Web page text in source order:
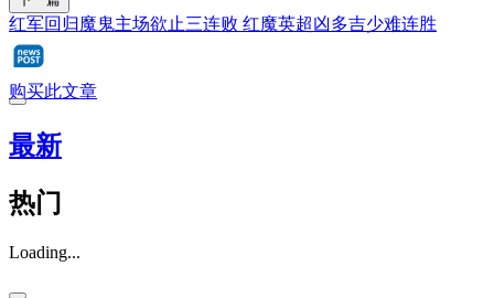
红军回归魔鬼主场欲止三连败 红魔英超凶多吉少难连胜
购买此文章
最新
热门
Loading...